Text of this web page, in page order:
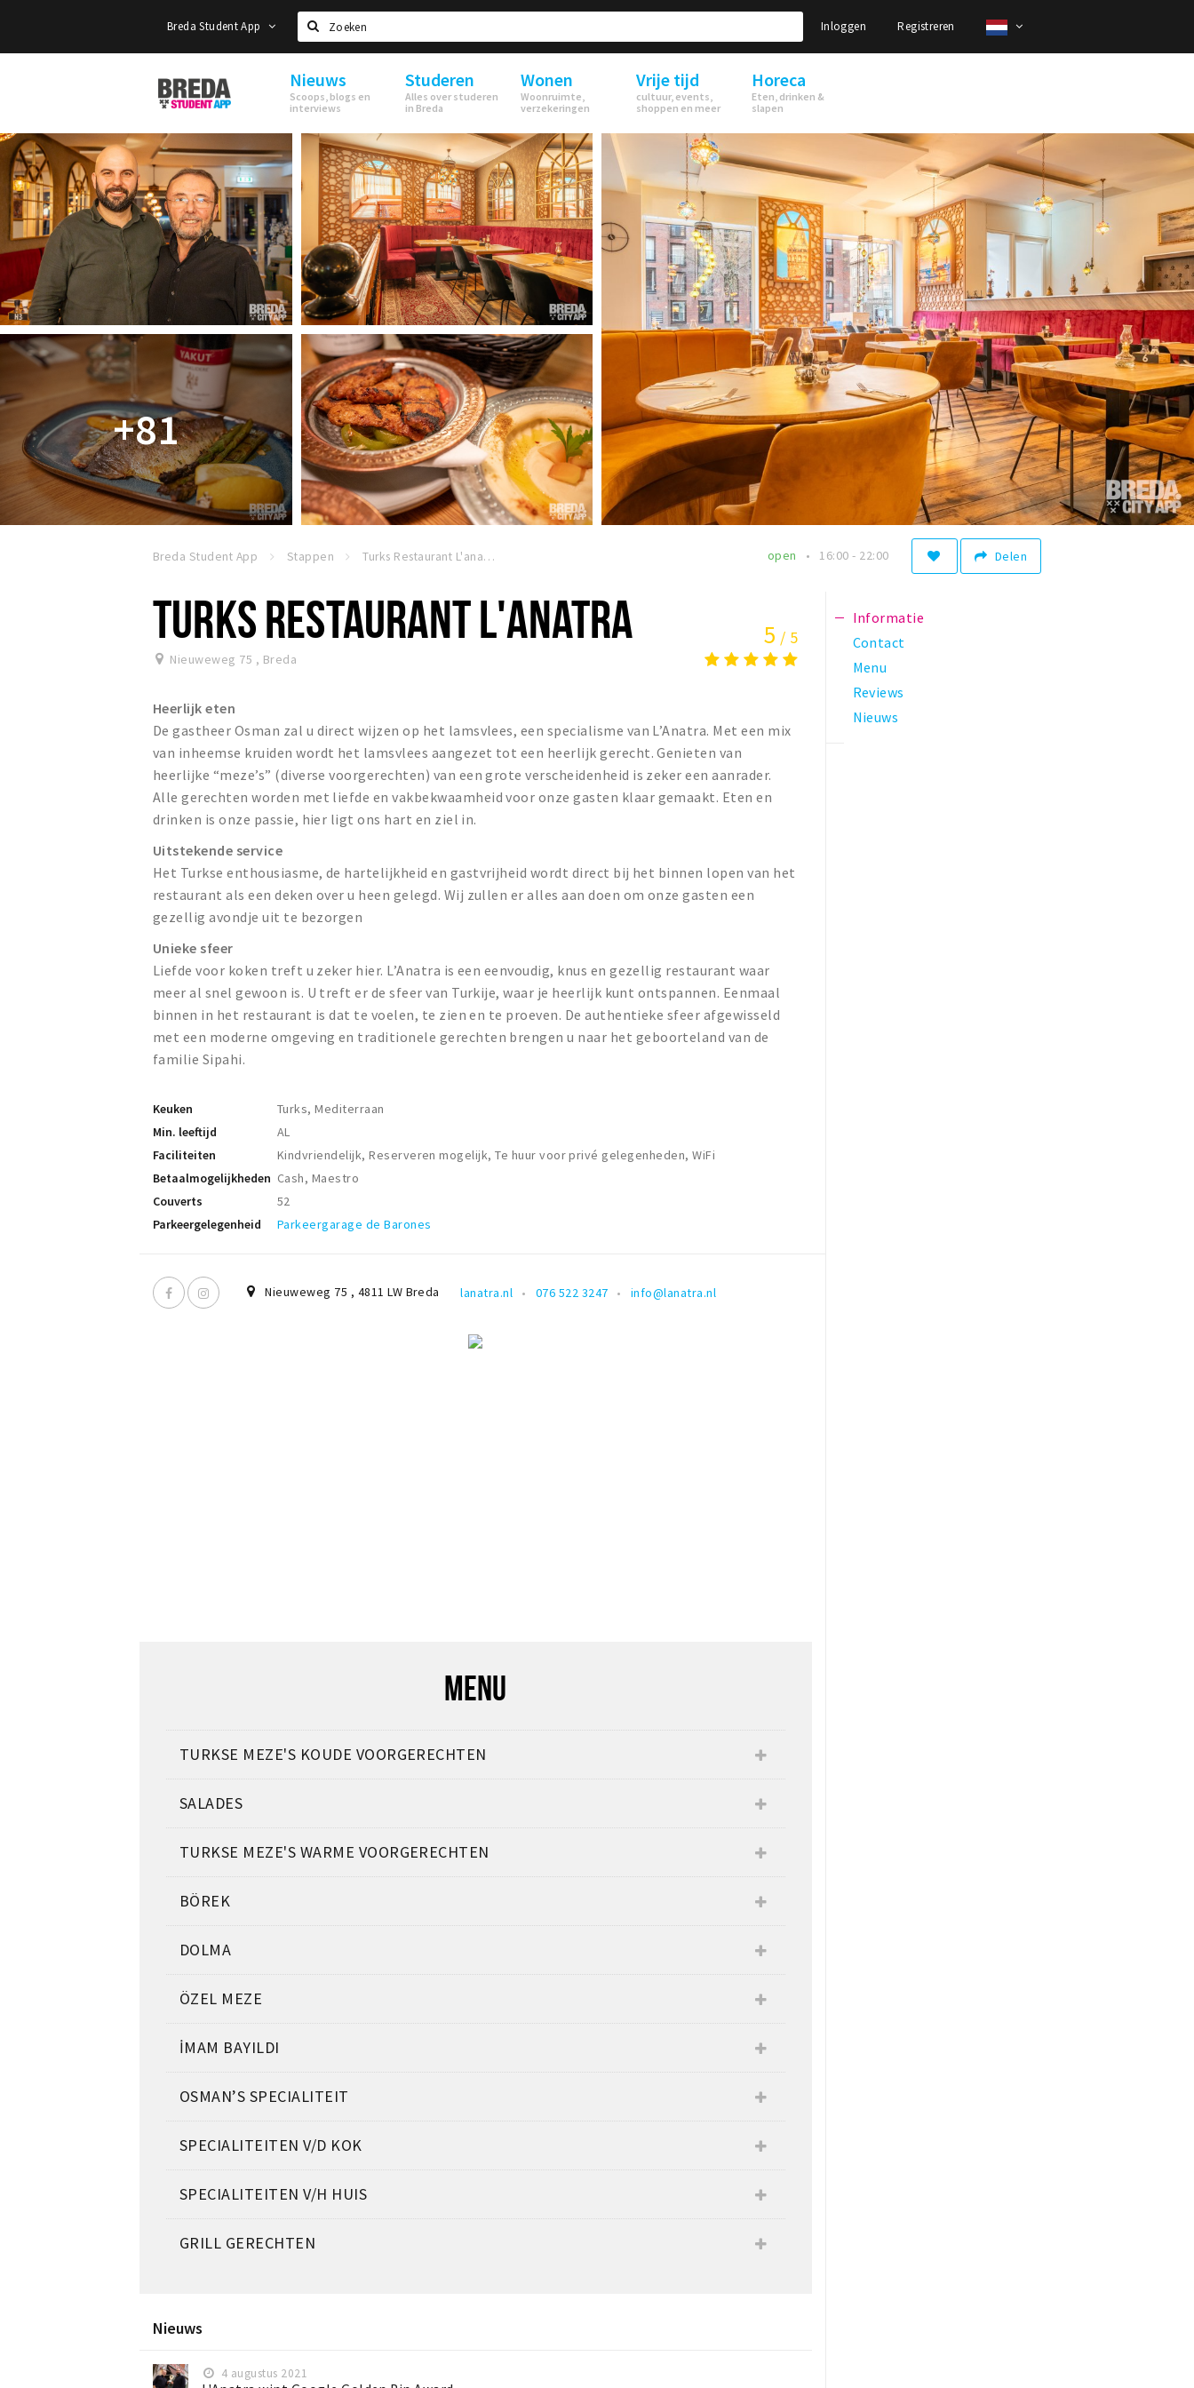
Breda Student App
Zoeken
Inloggen Registreren
Breda
Student
Nieuws
Scoops, blogs en
interviews
Studeren
Alles over studeren
in Breda
Wonen
Woonruimte,
verzekeringen
Vrije tijd
cultuur, events,
shoppen en meer
Horeca
Eten, drinken &
slapen
+81
Breda Student App Stappen Turks Restaurant L'anatra Delen
open 16:00 - 22:00
TURKS RESTAURANT L'ANATRA
Nieuweweg 75 , Breda
5 / 5
Heerlijk eten
De gastheer Osman zal u direct wijzen op het lamsvlees, een specialisme van L’Anatra. Met een mix
van inheemse kruiden wordt het lamsvlees aangezet tot een heerlijk gerecht. Genieten van
heerlijke “meze’s” (diverse voorgerechten) van een grote verscheidenheid is zeker een aanrader.
Alle gerechten worden met liefde en vakbekwaamheid voor onze gasten klaar gemaakt. Eten en
drinken is onze passie, hier ligt ons hart en ziel in.
Uitstekende service
Het Turkse enthousiasme, de hartelijkheid en gastvrijheid wordt direct bij het binnen lopen van het
restaurant als een deken over u heen gelegd. Wij zullen er alles aan doen om onze gasten een
gezellig avondje uit te bezorgen
Unieke sfeer
Liefde voor koken treft u zeker hier. L’Anatra is een eenvoudig, knus en gezellig restaurant waar
meer al snel gewoon is. U treft er de sfeer van Turkije, waar je heerlijk kunt ontspannen. Eenmaal
binnen in het restaurant is dat te voelen, te zien en te proeven. De authentieke sfeer afgewisseld
met een moderne omgeving en traditionele gerechten brengen u naar het geboorteland van de
familie Sipahi.
Keuken
Turks, Mediterraan
Min. leeftijd
AL
Faciliteiten
Kindvriendelijk, Reserveren mogelijk, Te huur voor privé gelegenheden, WiFi
Betaalmogelijkheden Cash, Maestro
Couverts
52
Parkeergelegenheid
Parkeergarage de Barones
Nieuweweg 75 , 4811 LW Breda lanatra.nl 076 522 3247 info@lanatra.nl
MENU
TURKSE MEZE'S KOUDE VOORGERECHTEN
SALADES
TURKSE MEZE'S WARME VOORGERECHTEN
BÖREK
DOLMA
ÖZEL MEZE
İMAM BAYILDI
OSMAN’S SPECIALITEIT
SPECIALITEITEN V/D KOK
SPECIALITEITEN V/H HUIS
GRILL GERECHTEN
Nieuws
4 augustus 2021
Informatie
Contact
Menu
Reviews
Nieuws